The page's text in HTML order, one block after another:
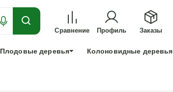
ДЛЯ ТЕХ, КТО УСПЕЕТ!
Сравнение Профиль Заказы
Плодовые деревья Колоновидные деревья